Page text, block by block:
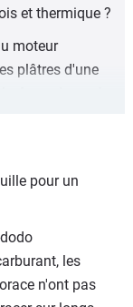
et thermique ?
moteur
plâtres d'une
tendance à
être
000 km.
pour un
les
n'ont pas